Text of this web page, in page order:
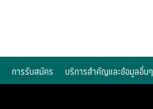
การรับสมัคร บริการสำคัญและข้อมูลอื่นๆ